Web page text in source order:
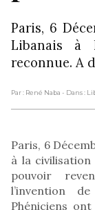
Paris, 6
Libanais à
reconnue. A
Par : René Naba - Dans :
Paris, 6
à la
pouvoir
l’invention
Phéniciens